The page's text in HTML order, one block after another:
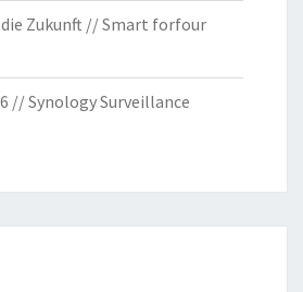
Zukunft // Smart forfour
// Synology Surveillance